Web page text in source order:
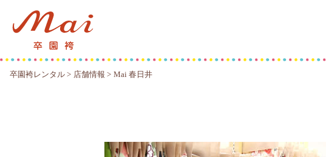
卒園袴レンタル > 店舗情報 > Mai 春日井